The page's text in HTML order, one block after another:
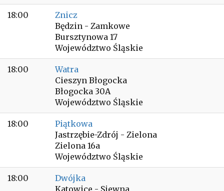
18:00
Znicz
Będzin - Zamkowe
Bursztynowa 17
Województwo Śląskie
18:00
Watra
Cieszyn Błogocka
Błogocka 30A
Województwo Śląskie
18:00
Piątkowa
Jastrzębie-Zdrój - Zielona
Zielona 16a
Województwo Śląskie
18:00
Dwójka
Katowice - Siewna